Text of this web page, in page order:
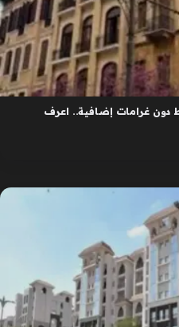
دون غرامات إضافية.. اعرف